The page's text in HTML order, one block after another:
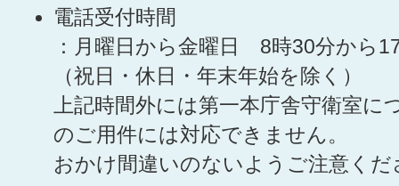
電話受付時間
：月曜日から金曜日 8時30分から
（祝日・休日・年末年始を除く）
上記時間外には第一本庁舎守衛室に
のご用件には対応できません。
おかけ間違いのないようご注意くだ